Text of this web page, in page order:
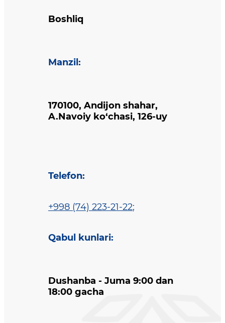
Boshliq
Manzil :
170100, Andijon shahar,
A.Navoiy ko‘chasi, 126-uy
Telefon:
+998 (74) 223-21-22;
Qabul kunlari:
Dushanba - Juma 9:00 dan
18:00 gacha